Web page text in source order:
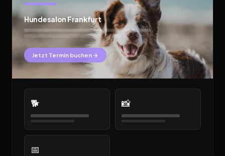
Hundesalon Frankfurt
Jetzt Termin buchen →
🐕 📸
📅